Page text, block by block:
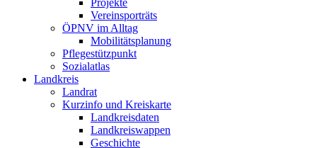
Projekte
Vereinsporträts
ÖPNV im Alltag
Mobilitätsplanung
Pflegestützpunkt
Sozialatlas
Landkreis
Landrat
Kurzinfo und Kreiskarte
Landkreisdaten
Landkreiswappen
Geschichte